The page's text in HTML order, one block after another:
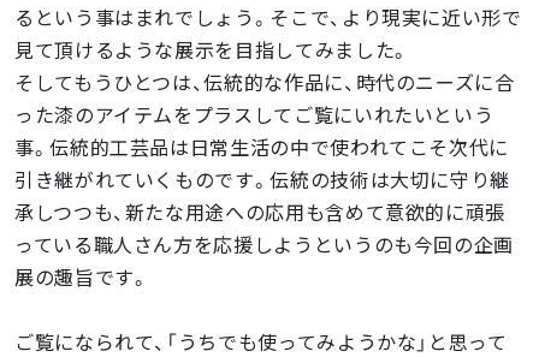
るという事はまれでしょう。そこで、より現実に近い形で
見て頂けるような展示を目指してみました。
そしてもうひとつは、伝統的な作品に、時代のニーズに合
った漆のアイテムをプラスしてご覧にいれたいという
事。伝統的工芸品は日常生活の中で使われてこそ次代に
引き継がれていくものです。伝統の技術は大切に守り継
承しつつも、新たな用途への応用も含めて意欲的に頑張
っている職人さん方を応援しようというのも今回の企画
展の趣旨です。
ご覧になられて、「うちでも使ってみようかな」と思って